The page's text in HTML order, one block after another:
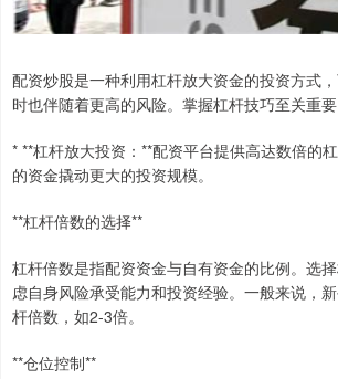
配资炒股是一种利用杠杆放大资金的投资方式
时也伴随着更高的风险。掌握杠杆技巧至关重要
* **杠杆放大投资：**配资平台提供高达数倍的
的资金撬动更大的投资规模。
**杠杆倍数的选择**
杠杆倍数是指配资资金与自有资金的比例。选
虑自身风险承受能力和投资经验。一般来说，
杆倍数，如2-3倍。
**仓位控制**